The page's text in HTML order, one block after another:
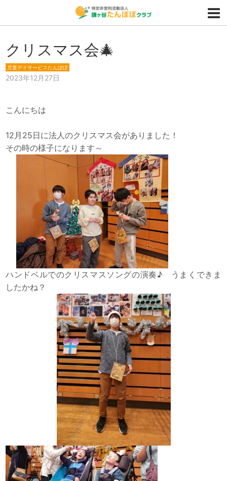
クリスマス会🎄
児童デイサービスたんぽぽ
2023年12月27日
こんにちは
12月25日に法人のクリスマス会がありました！
その時の様子になります～
ハンドベルでのクリスマスソングの演奏♪ うまくできま
したかね？